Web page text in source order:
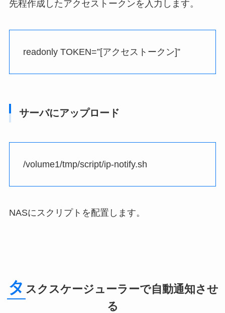
先程作成したアクセストークンを入力します。
readonly TOKEN=”[アクセストークン]”
サーバにアップロード
/volume1/tmp/script/ip-notify.sh
NASにスクリプトを配置します。
タ スクスケージューラーで自動通知させ
る